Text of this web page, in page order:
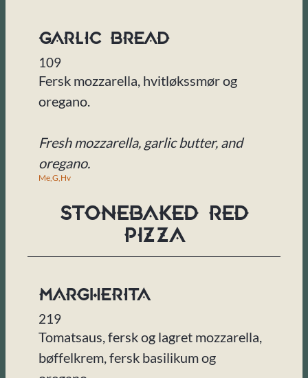
Garlic Bread
109
Fersk mozzarella, hvitløkssmør og
oregano.
Fresh mozzarella, garlic butter, and
oregano.
Me,G,Hv
Stonebaked Red
Pizza
Margherita
219
Tomatsaus, fersk og lagret mozzarella,
bøffelkrem, fersk basilikum og